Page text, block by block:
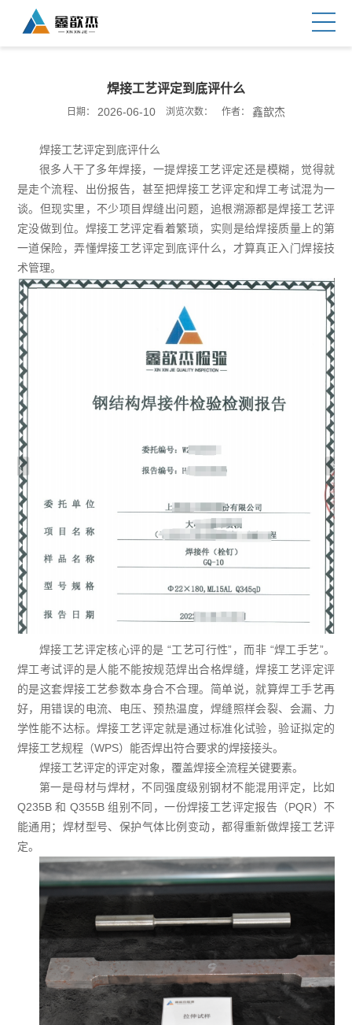
焊接工艺评定到底评什么
日期： 2026-06-10 浏览次数： 作者： 鑫歆杰
焊接工艺评定到底评什么
很多人干了多年焊接，一提焊接工艺评定还是模糊，觉得就
是走个流程、出份报告，甚至把焊接工艺评定和焊工考试混为一
谈。但现实里，不少项目焊缝出问题，追根溯源都是焊接工艺评
定没做到位。焊接工艺评定看着繁琐，实则是给焊接质量上的第
一道保险，弄懂焊接工艺评定到底评什么，才算真正入门焊接技
术管理。
焊接工艺评定核心评的是 “工艺可行性”，而非 “焊工手艺”。
焊工考试评的是人能不能按规范焊出合格焊缝，焊接工艺评定评
的是这套焊接工艺参数本身合不合理。简单说，就算焊工手艺再
好，用错误的电流、电压、预热温度，焊缝照样会裂、会漏、力
学性能不达标。焊接工艺评定就是通过标准化试验，验证拟定的
焊接工艺规程（WPS）能否焊出符合要求的焊接接头。
焊接工艺评定的评定对象，覆盖焊接全流程关键要素。
第一是母材与焊材，不同强度级别钢材不能混用评定，比如
Q235B 和 Q355B 组别不同，一份焊接工艺评定报告（PQR）不
能通用；焊材型号、保护气体比例变动，都得重新做焊接工艺评
定。